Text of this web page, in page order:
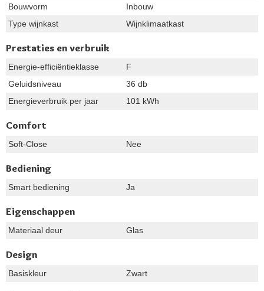
Bouwvorm
Inbouw
Type wijnkast
Wijnklimaatkast
Prestaties en verbruik
Energie-efficiëntieklasse
F
Geluidsniveau
36 db
Energieverbruik per jaar
101 kWh
Comfort
Soft-Close Nee
Bediening
Smart bediening Ja
Eigenschappen
Materiaal deur Glas
Design
Basiskleur Zwart